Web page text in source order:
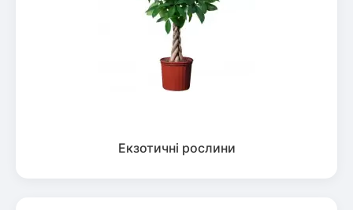
Екзотичні рослини